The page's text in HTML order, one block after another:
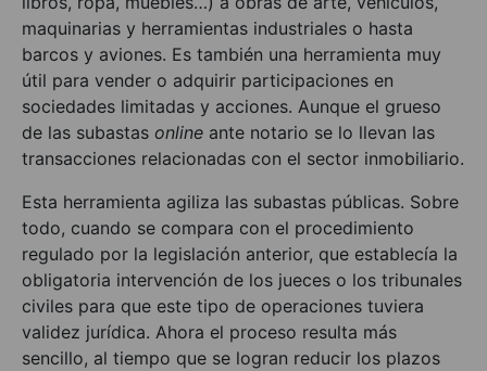
maquinarias y herramientas industriales o hasta
barcos y aviones. Es también una herramienta muy
útil para vender o adquirir participaciones en
sociedades limitadas y acciones. Aunque el grueso
de las subastas online ante notario se lo llevan las
transacciones relacionadas con el sector inmobiliario.
Esta herramienta agiliza las subastas públicas. Sobre
todo, cuando se compara con el procedimiento
regulado por la legislación anterior, que establecía la
obligatoria intervención de los jueces o los tribunales
civiles para que este tipo de operaciones tuviera
validez jurídica. Ahora el proceso resulta más
sencillo, al tiempo que se logran reducir los plazos